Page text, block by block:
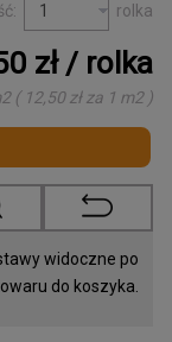
rolka
zł/ rolka
( 12,50 złza 1 m2)
widoczne po
do koszyka.